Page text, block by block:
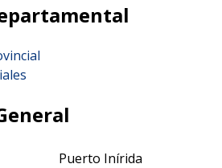
Puerto Inírida